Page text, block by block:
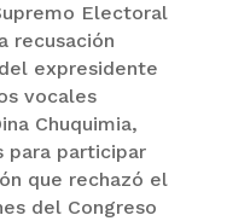
Electoral
recusación
expresidente
vocales
Chuquimia,
para participar
que rechazó el
del Congreso